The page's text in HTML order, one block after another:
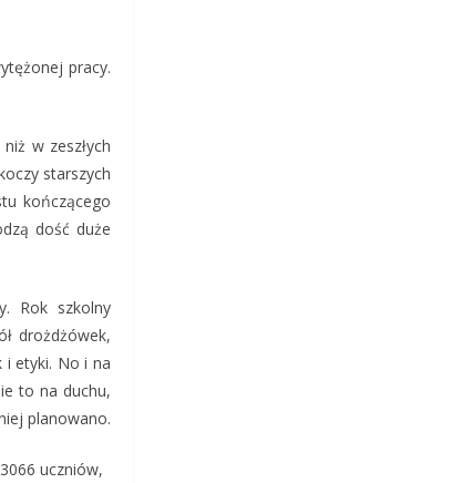
pracy.
w zeszłych
starszych
kończącego
dość duże
Rok szkolny
drożdżówek,
i etyki. No i na
to na duchu,
planowano.
uczniów,